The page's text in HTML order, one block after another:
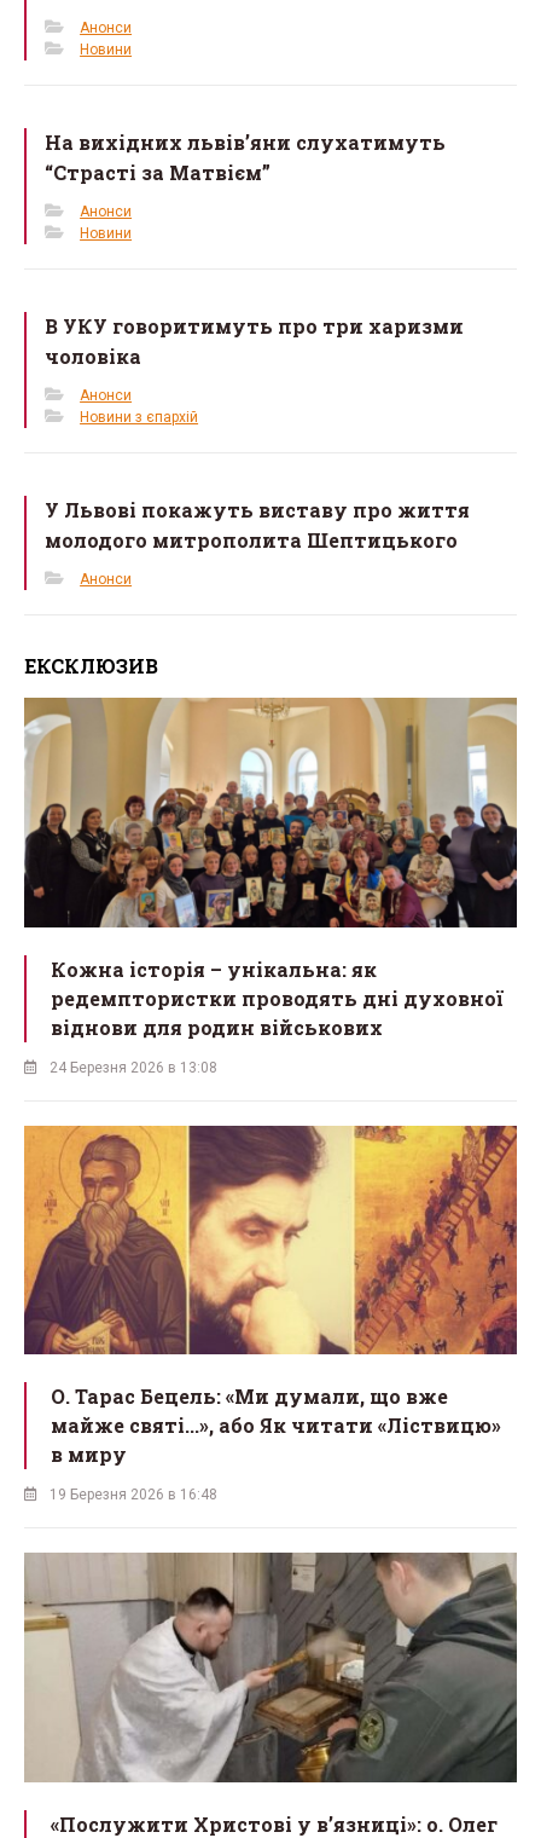
Анонси
Новини
На вихідних львів’яни слухатимуть
“Страсті за Матвієм”
Анонси
Новини
В УКУ говоритимуть про три харизми
чоловіка
Анонси
Новини з єпархій
У Львові покажуть виставу про життя
молодого митрополита Шептицького
Анонси
ЕКСКЛЮЗИВ
Кожна історія – унікальна: як
редемптористки проводять дні духовної
віднови для родин військових
24 Березня 2026 в 13:08
О. Тарас Бецель: «Ми думали, що вже
майже святі...», або Як читати «Ліствицю»
в миру
19 Березня 2026 в 16:48
«Послужити Христові у вʼязниці»: о. Олег